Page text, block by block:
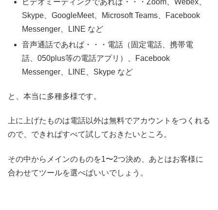
ビデオミーティングであれば・・・Zoom、Webex、
Skype、GoogleMeet、Microsoft Teams、Facebook
Messenger、LINE など
音声通話であれば・・・電話（固定電話、携帯電
話、050plus等の電話アプリ）、Facebook
Messenger、LINE、Skype など
と、本当に多種多様です。
上に上げたものは電話以外は無料でアカウントをつくれる
ので、できればすべて試しておきたいところ。
その中からメインのものを1〜2つ決め、あとはお客様に
合わせてツールを選べばいいでしょう。